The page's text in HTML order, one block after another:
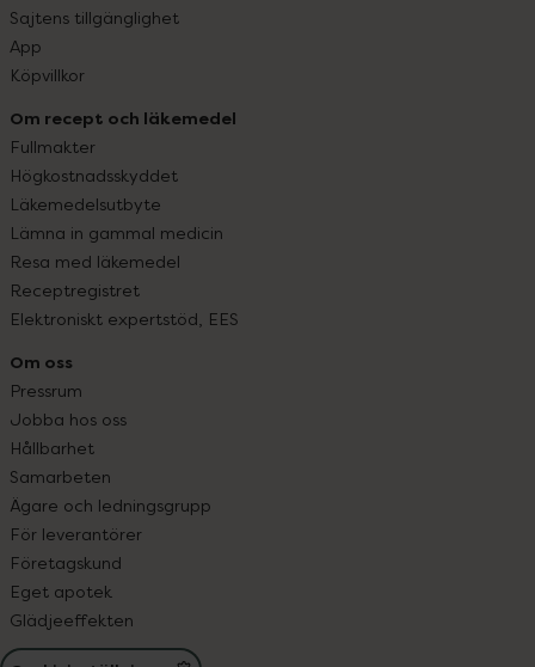
Sajtens tillgänglighet
App
Köpvillkor
Om recept och läkemedel
Fullmakter
Högkostnadsskyddet
Läkemedelsutbyte
Lämna in gammal medicin
Resa med läkemedel
Receptregistret
Elektroniskt expertstöd, EES
Om oss
Pressrum
Jobba hos oss
Hållbarhet
Samarbeten
Ägare och ledningsgrupp
För leverantörer
Företagskund
Eget apotek
Glädjeeffekten